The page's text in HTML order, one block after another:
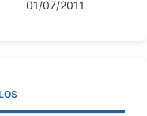
01/07/2011